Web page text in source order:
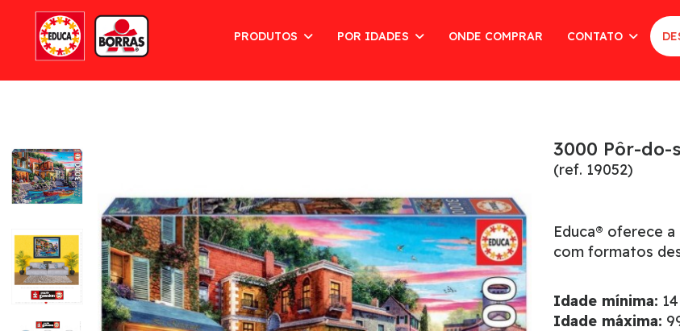
PRODUTOS POR IDADES ONDE COMPRAR CONTATO
3000 Pôr-do-
(ref. 19052)
Educa® oferece
com formatos
Idade mínima: 14
Idade máxima: